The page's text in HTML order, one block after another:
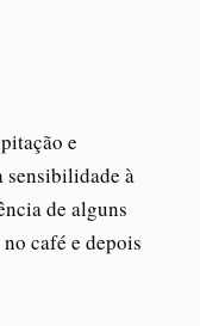
e
sensibilidade à
de alguns
café e depois